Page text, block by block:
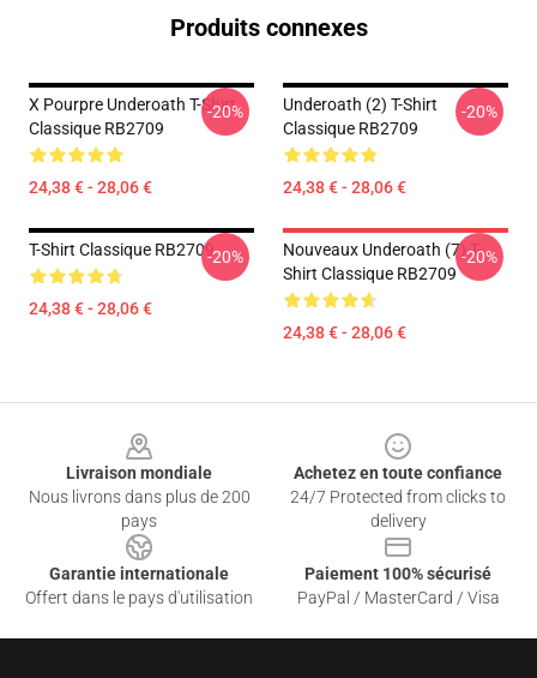
Produits connexes
X Pourpre Underoath T-Shirt
Classique RB2709
24,38 € - 28,06 €
-20%
Underoath (2) T-Shirt
Classique RB2709
24,38 € - 28,06 €
-20%
T-Shirt Classique RB2709
24,38 € - 28,06 €
-20%
Nouveaux Underoath (7) T-
Shirt Classique RB2709
24,38 € - 28,06 €
-20%
Livraison mondiale
Nous livrons dans plus de 200
pays
Achetez en toute confiance
24/7 Protected from clicks to
delivery
Garantie internationale
Offert dans le pays d'utilisation
Paiement 100% sécurisé
PayPal / MasterCard / Visa